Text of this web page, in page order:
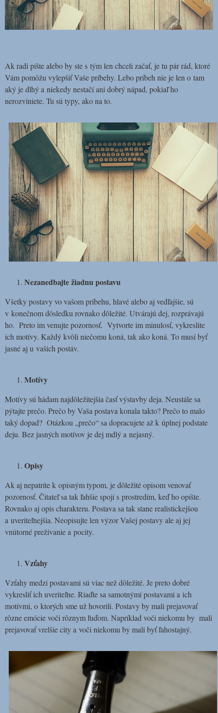
Ak radi píšte alebo by ste s tým len chceli začať, je tu pár rád, ktoré
Vám pomôžu vylepšiť Vaše príbehy. Lebo príbeh nie je len o tam
aký je dlhý a niekedy nestačí ani dobrý nápad, pokiaľ ho
nerozviniete. Tu sú typy, ako na to.
Nezanedbajte žiadnu postavu
Všetky postavy vo vašom príbehu, hlavé alebo aj vedľajšie, sú
v konečnom dôsledku rovnako dôležité. Utvárajú dej, rozprávajú
ho. Preto im venujte pozornosť. Vytvorte im minulosť, vykreslite
ich motívy. Každý kvôli niečomu koná, tak ako koná. To musí byť
jasné aj u vašich postáv.
Motívy
Motívy sú hádam najdôležitejšia časť výstavby deja. Neustále sa
pýtajte prečo. Prečo by Vaša postava konala takto? Prečo to malo
taký dopad? Otázkou „prečo“ sa dopracujete až k úplnej podstate
deju. Bez jasných motívov je dej mdlý a nejasný.
Opisy
Ak aj nepatríte k opisným typom, je dôležité opisom venovať
pozornosť. Čitateľ sa tak ľahšie spojí s prostredím, keď ho opíšte.
Rovnako aj opis charakteru. Postava sa tak stane realistickejšou
a uveriteľnejšia. Neopisujte len výzor Vašej postavy ale aj jej
vnútorné prežívanie a pocity.
Vzťahy
Vzťahy medzi postavami sú viac než dôležité. Je preto dobré
vykresliť ich uveriteľne. Riaďte sa samotnými postavami a ich
motívmi, o ktorých sme už hovorili. Postavy by mali prejavovať
rôzne emócie voči rôznym ľuďom. Napríklad voči niekomu by mali
prejavovať vrelšie city a voči niekomu by mali byť ľahostajný.